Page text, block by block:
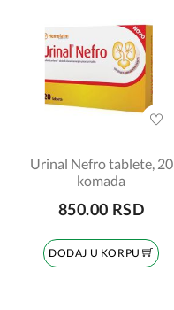
Urinal Nefro tablete, 20
komada
850.00 RSD
DODAJ U KORPU